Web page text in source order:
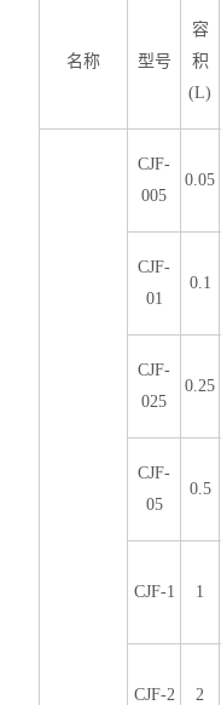
名称 型号
容
积
(L)
CJF-
005
0.05
CJF-
01
0.1
CJF-
025
0.25
CJF-
05
0.5
CJF-1 1
CJF-2 2